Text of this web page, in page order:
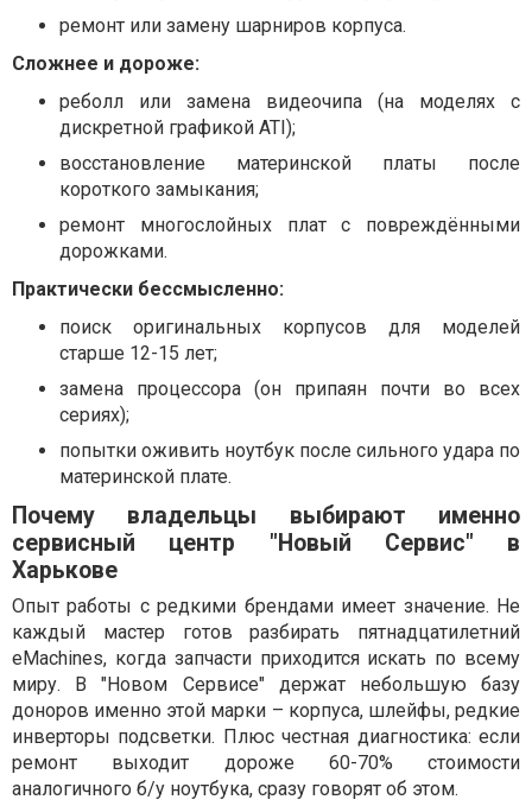
ремонт или замену шарниров корпуса.
Сложнее и дороже:
реболл или замена видеочипа (на моделях с
дискретной графикой ATI);
восстановление материнской платы после
короткого замыкания;
ремонт многослойных плат с повреждёнными
дорожками.
Практически бессмысленно:
поиск оригинальных корпусов для моделей
старше 12-15 лет;
замена процессора (он припаян почти во всех
сериях);
попытки оживить ноутбук после сильного удара по
материнской плате.
Почему владельцы выбирают именно
сервисный центр "Новый Сервис" в
Харькове
Опыт работы с редкими брендами имеет значение. Не
каждый мастер готов разбирать пятнадцатилетний
eMachines, когда запчасти приходится искать по всему
миру. В "Новом Сервисе" держат небольшую базу
доноров именно этой марки – корпуса, шлейфы, редкие
инверторы подсветки. Плюс честная диагностика: если
ремонт выходит дороже 60-70% стоимости
аналогичного б/у ноутбука, сразу говорят об этом.